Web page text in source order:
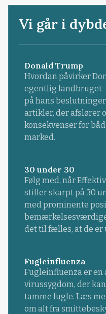
Vi går i
Donald Trump
Hvordan påvirker
egentlig landbruget
på hans
artikler, der afslører
konsekvenser for
marked.
30 under 30
Følg med, når
stiller skarpt på 30
med prominente
det til fælles, at de er
Fugleinfluenza
Fugleinfluenza er
virussygdom, der
tamme fugle. Læs
om alt fra